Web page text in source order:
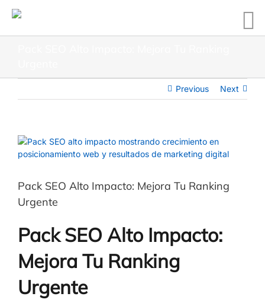
Previous Next
Pack SEO Alto Impacto: Mejora Tu Ranking
Urgente
Pack SEO Alto Impacto:
Mejora Tu Ranking
Urgente